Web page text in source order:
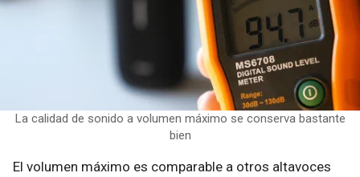
La calidad de sonido a volumen máximo se conserva bastante
bien
El volumen máximo es comparable a otros altavoces